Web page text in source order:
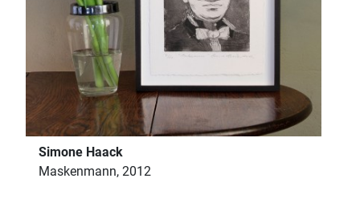
Simone Haack
Maskenmann, 2012